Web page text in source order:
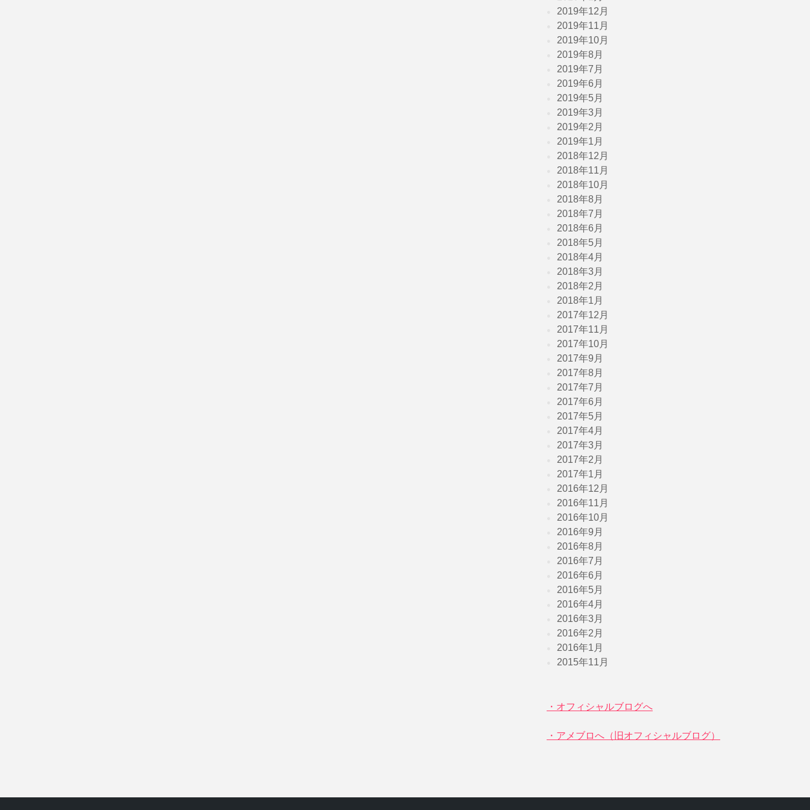
2019年12月
2019年11月
2019年10月
2019年8月
2019年7月
2019年6月
2019年5月
2019年3月
2019年2月
2019年1月
2018年12月
2018年11月
2018年10月
2018年8月
2018年7月
2018年6月
2018年5月
2018年4月
2018年3月
2018年2月
2018年1月
2017年12月
2017年11月
2017年10月
2017年9月
2017年8月
2017年7月
2017年6月
2017年5月
2017年4月
2017年3月
2017年2月
2017年1月
2016年12月
2016年11月
2016年10月
2016年9月
2016年8月
2016年7月
2016年6月
2016年5月
2016年4月
2016年3月
2016年2月
2016年1月
2015年11月
・オフィシャルブログへ
・アメブロへ（旧オフィシャルブログ）